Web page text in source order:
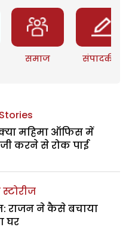
समाज संपादकीय
महिमा ऑफिस में
करने से रोक पाई
राजन ने कैसे बचाया
घर